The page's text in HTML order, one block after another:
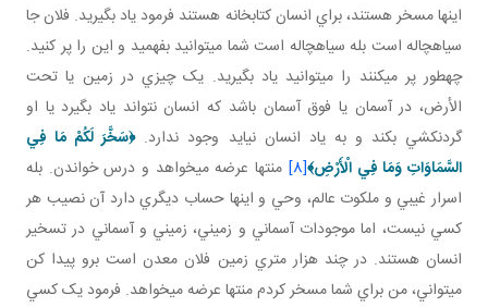
اينها مسخر هستند، براي انسان کتابخانه هستند فرمود ياد بگيريد. فلان جا
سياه چاله است بله سياه چاله است شما مي توانيد بفهميد و اين را پر کنيد.
چه طور پر مي کنند را مي توانيد ياد بگيريد. يک چيزي در زمين يا تحت
الأرض، در آسمان يا فوق آسمان باشد که انسان نتواند ياد بگيرد يا او
گردن کشي بکند و به ياد انسان نيايد وجود ندارد.﴿سَخَّرَ لَكُمْ مَا فِي
السَّمَاوَاتِ وَمَا فِي الْأَرْضِ﴾[8]
منتها عرضه مي خواهد و درس خواندن. بله
اسرار غيبي و ملکوت عالم، وحي و اينها حساب ديگري دارد آن نصيب هر
کسي نيست، اما موجودات آسماني و زميني، زميني و آسماني در تسخير
انسان هستند. در چند هزار متري زمين فلان معدن است برو پيدا کن
مي تواني، من براي شما مسخر کردم منتها عرضه مي خواهد. فرمود يک کسي